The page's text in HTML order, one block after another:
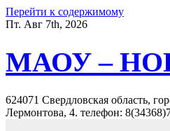
Перейти к содержимому
Пт. Авг 7th, 2026
МАОУ –
624071 Свердловская область,
Лермонтова, 4. телефон: